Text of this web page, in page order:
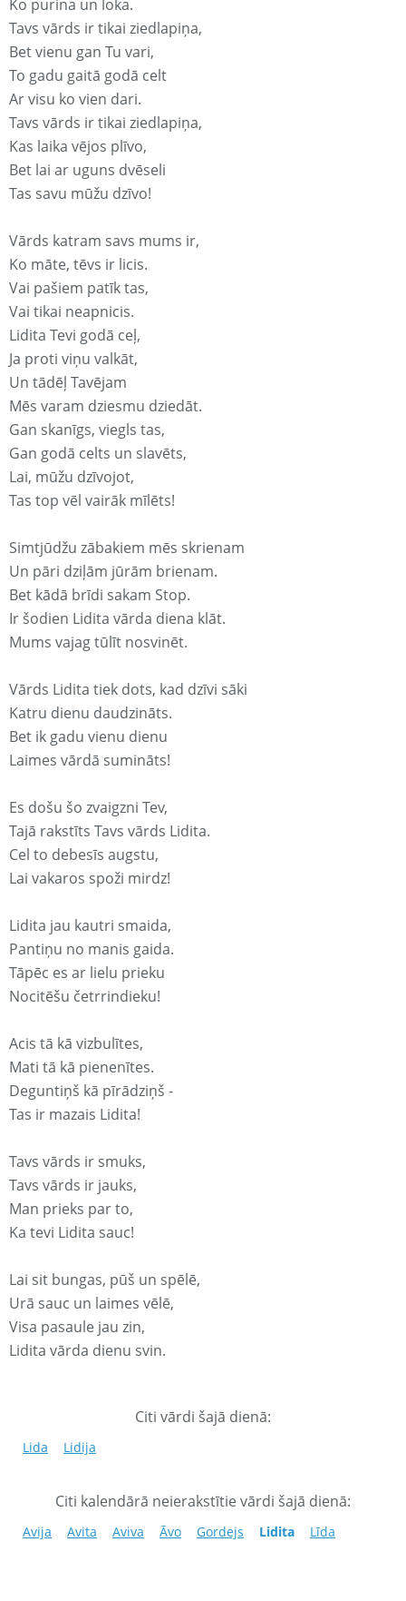
Ko purina un loka.
Tavs vārds ir tikai ziedlapiņa,
Bet vienu gan Tu vari,
To gadu gaitā godā celt
Ar visu ko vien dari.
Tavs vārds ir tikai ziedlapiņa,
Kas laika vējos plīvo,
Bet lai ar uguns dvēseli
Tas savu mūžu dzīvo!
Vārds katram savs mums ir,
Ko māte, tēvs ir licis.
Vai pašiem patīk tas,
Vai tikai neapnicis.
Lidita Tevi godā ceļ,
Ja proti viņu valkāt,
Un tādēļ Tavējam
Mēs varam dziesmu dziedāt.
Gan skanīgs, viegls tas,
Gan godā celts un slavēts,
Lai, mūžu dzīvojot,
Tas top vēl vairāk mīlēts!
Simtjūdžu zābakiem mēs skrienam
Un pāri dziļām jūrām brienam.
Bet kādā brīdi sakam Stop.
Ir šodien Lidita vārda diena klāt.
Mums vajag tūlīt nosvinēt.
Vārds Lidita tiek dots, kad dzīvi sāki
Katru dienu daudzināts.
Bet ik gadu vienu dienu
Laimes vārdā sumināts!
Es došu šo zvaigzni Tev,
Tajā rakstīts Tavs vārds Lidita.
Cel to debesīs augstu,
Lai vakaros spoži mirdz!
Lidita jau kautri smaida,
Pantiņu no manis gaida.
Tāpēc es ar lielu prieku
Nocitēšu četrrindieku!
Acis tā kā vizbulītes,
Mati tā kā pienenītes.
Deguntiņš kā pīrādziņš -
Tas ir mazais Lidita!
Tavs vārds ir smuks,
Tavs vārds ir jauks,
Man prieks par to,
Ka tevi Lidita sauc!
Lai sit bungas, pūš un spēlē,
Urā sauc un laimes vēlē,
Visa pasaule jau zin,
Lidita vārda dienu svin.
Citi vārdi šajā dienā:
Lida Lidija
Citi kalendārā neierakstītie vārdi šajā dienā:
Avija Avita Aviva Āvo Gordejs Lidita Līda